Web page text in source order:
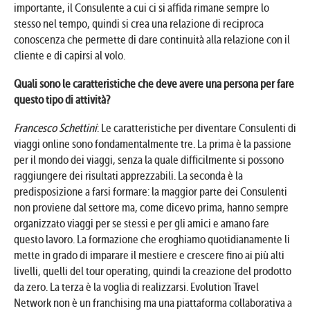
importante, il Consulente a cui ci si affida rimane sempre lo
stesso nel tempo, quindi si crea una relazione di reciproca
conoscenza che permette di dare continuità alla relazione con il
cliente e di capirsi al volo.
Quali sono le caratteristiche che deve avere una persona per fare
questo tipo di attività?
Francesco Schettini: Le caratteristiche per diventare Consulenti di
viaggi online sono fondamentalmente tre. La prima è la passione
per il mondo dei viaggi, senza la quale difficilmente si possono
raggiungere dei risultati apprezzabili. La seconda è la
predisposizione a farsi formare: la maggior parte dei Consulenti
non proviene dal settore ma, come dicevo prima, hanno sempre
organizzato viaggi per se stessi e per gli amici e amano fare
questo lavoro. La formazione che eroghiamo quotidianamente li
mette in grado di imparare il mestiere e crescere fino ai più alti
livelli, quelli del tour operating, quindi la creazione del prodotto
da zero. La terza è la voglia di realizzarsi. Evolution Travel
Network non è un franchising ma una piattaforma collaborativa a